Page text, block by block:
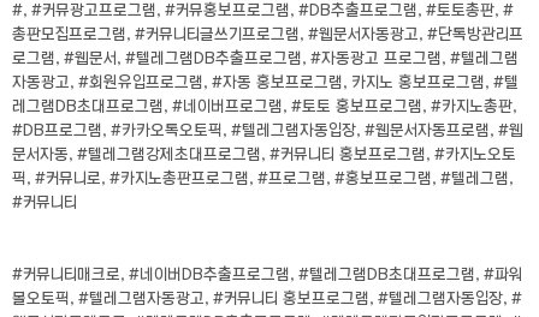
#, #커뮤광고프로그램, #커뮤홍보프로그램, #DB추출프로그램, #토토총판, #
총판모집프로그램, #커뮤니티글쓰기프로그램, #웹문서자동광고, #단톡방관리프
로그램, #웹문서, #텔레그램DB추출프로그램, #자동광고 프로그램, #텔레그램
자동광고, #회원유입프로그램, #자동 홍보프로그램, 카지노 홍보프로그램, #텔
레그램DB초대프로그램, #네이버프로그램, #토토 홍보프로그램, #카지노총판,
#DB프로그램, #카카오톡오토픽, #텔레그램자동입장, #웹문서자동프로램, #웹
문서자동, #텔레그램강제초대프로그램, #커뮤니티 홍보프로그램, #카지노오토
픽, #커뮤니로, #카지노총판프로그램, #프로그램, #홍보프로그램, #텔레그램,
#커뮤니티
#커뮤니티매크로, #네이버DB추출프로그램, #텔레그램DB초대프로그램, #파워
볼오토픽, #텔레그램자동광고, #커뮤니티 홍보프로그램, #텔레그램자동입장, #